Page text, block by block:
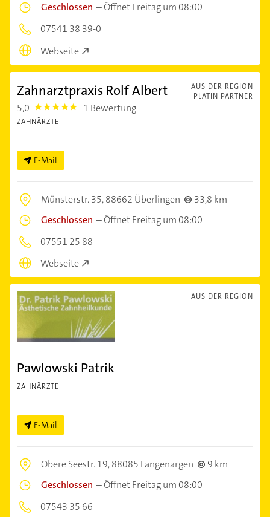
Geschlossen –Öffnet Freitag um 08:00
07541 38 39-0
Webseite
AUS DER REGION
PLATIN PARTNER
Zahnarztpraxis Rolf Albert
5,0 5.0 1 Bewertung
ZAHNÄRZTE
E-Mail
Münsterstr. 35,88662 Überlingen
33,8 km
Geschlossen –Öffnet Freitag um 08:00
07551 25 88
Webseite
AUS DER REGION
Pawlowski Patrik
ZAHNÄRZTE
E-Mail
Obere Seestr. 19,88085 Langenargen
9 km
Geschlossen –Öffnet Freitag um 08:00
07543 35 66